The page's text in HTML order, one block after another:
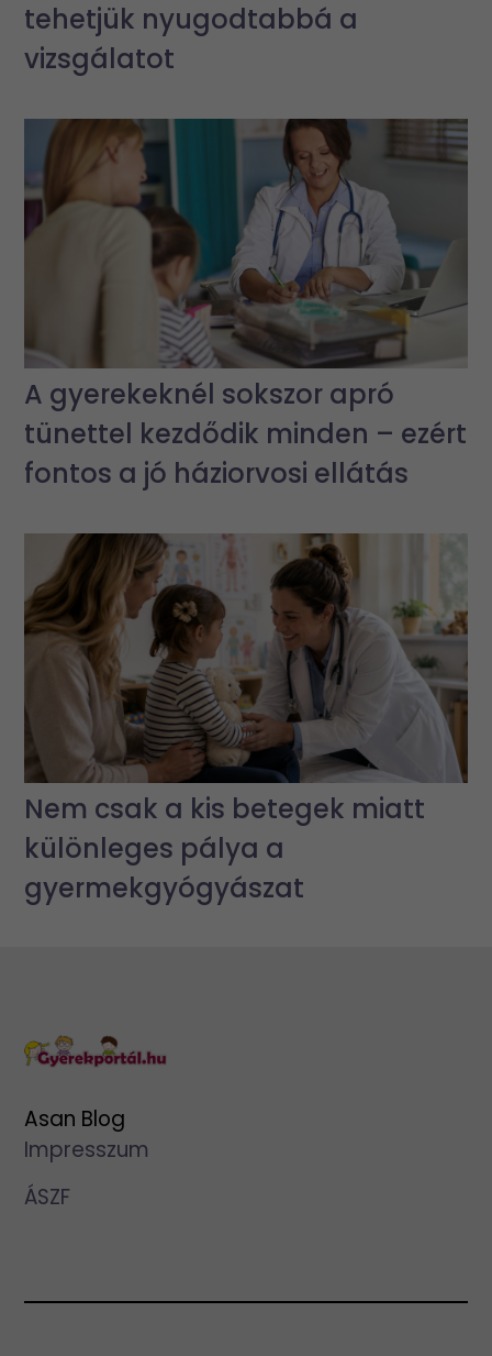
tehetjük nyugodtabbá a
vizsgálatot
A gyerekeknél sokszor apró
tünettel kezdődik minden – ezért
fontos a jó háziorvosi ellátás
Nem csak a kis betegek miatt
különleges pálya a
gyermekgyógyászat
Asan Blog
Impresszum
ÁSZF